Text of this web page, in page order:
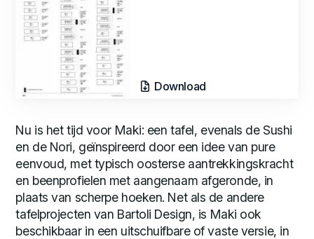
Download
Nu is het tijd voor Maki: een tafel, evenals de Sushi
en de Nori, geïnspireerd door een idee van pure
eenvoud, met typisch oosterse aantrekkingskracht
en beenprofielen met aangenaam afgeronde, in
plaats van scherpe hoeken. Net als de andere
tafelprojecten van Bartoli Design, is Maki ook
beschikbaar in een uitschuifbare of vaste versie, in